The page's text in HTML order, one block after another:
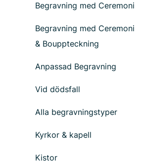
Begravning med Ceremoni
Begravning med Ceremoni
& Bouppteckning
Anpassad Begravning
Vid dödsfall
Alla begravningstyper
Kyrkor & kapell
Kistor